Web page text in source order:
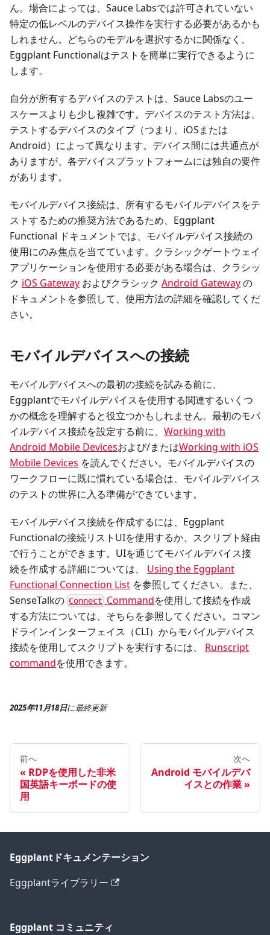
ん。場合によっては、Sauce Labsでは許可されていない
特定の低レベルのデバイス操作を実行する必要があるかも
しれません。どちらのモデルを選択するかに関係なく、
Eggplant Functionalはテストを簡単に実行できるように
します。
自分が所有するデバイスのテストは、Sauce Labsのユー
スケースよりも少し複雑です。デバイスのテスト方法は、
テストするデバイスのタイプ（つまり、iOSまたは
Android）によって異なります。デバイス間には共通点が
ありますが、各デバイスプラットフォームには独自の要件
があります。
モバイルデバイス接続は、所有するモバイルデバイスをテ
ストするための推奨方法であるため、Eggplant
Functional ドキュメントでは、モバイルデバイス接続の
使用にのみ焦点を当てています。クラシックゲートウェイ
アプリケーションを使用する必要がある場合は、クラシッ
ク iOS Gateway およびクラシック Android Gatewayの
ドキュメントを参照して、使用方法の詳細を確認してくだ
さい。
モバイルデバイスへの接続
モバイルデバイスへの最初の接続を試みる前に、
Eggplantでモバイルデバイスを使用する関連するいくつ
かの概念を理解すると役立つかもしれません。最初のモバ
イルデバイス接続を設定する前に、 Working with
Android Mobile Devicesおよび/またはWorking with iOS
Mobile Devices を読んでください。モバイルデバイスの
ワークフローに既に慣れている場合は、モバイルデバイス
のテストの世界に入る準備ができています。
モバイルデバイス接続を作成するには、Eggplant
Functionalの接続リストUIを使用するか、スクリプト経由
で行うことができます。UIを通じてモバイルデバイス接
続を作成する詳細については、 Using the Eggplant
Functional Connection List を参照してください。また、
SenseTalkの Connect Commandを使用して接続を作成
する方法については、そちらを参照してください。コマン
ドラインインターフェイス（CLI）からモバイルデバイス
接続を使用してスクリプトを実行するには、 Runscript
commandを使用できます。
2025年11月18日に最終更新
前へ
RDPを使用した非米
国英語キーボードの使
用
次へ
Android モバイルデバ
イスとの作業
Eggplantドキュメンテーション
Eggplantライブラリー
Eggplant コミュニティ